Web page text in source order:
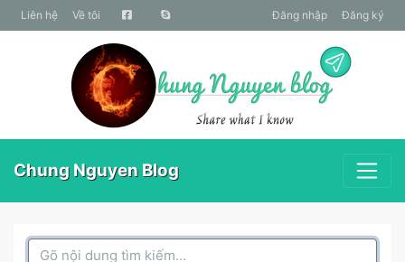
liên hệ Về tôi Đăng nhập Đăng ký
Chung Nguyen Blog
Search Box